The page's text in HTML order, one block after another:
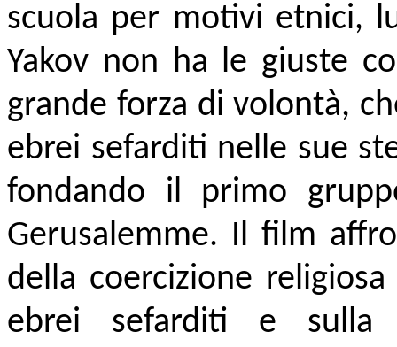
scuola per motivi etnici,
Yakov non ha le giuste
grande forza di volontà,
ebrei sefarditi nelle sue
fondando il primo
Gerusalemme. Il film
della coercizione
ebrei sefarditi e sulla